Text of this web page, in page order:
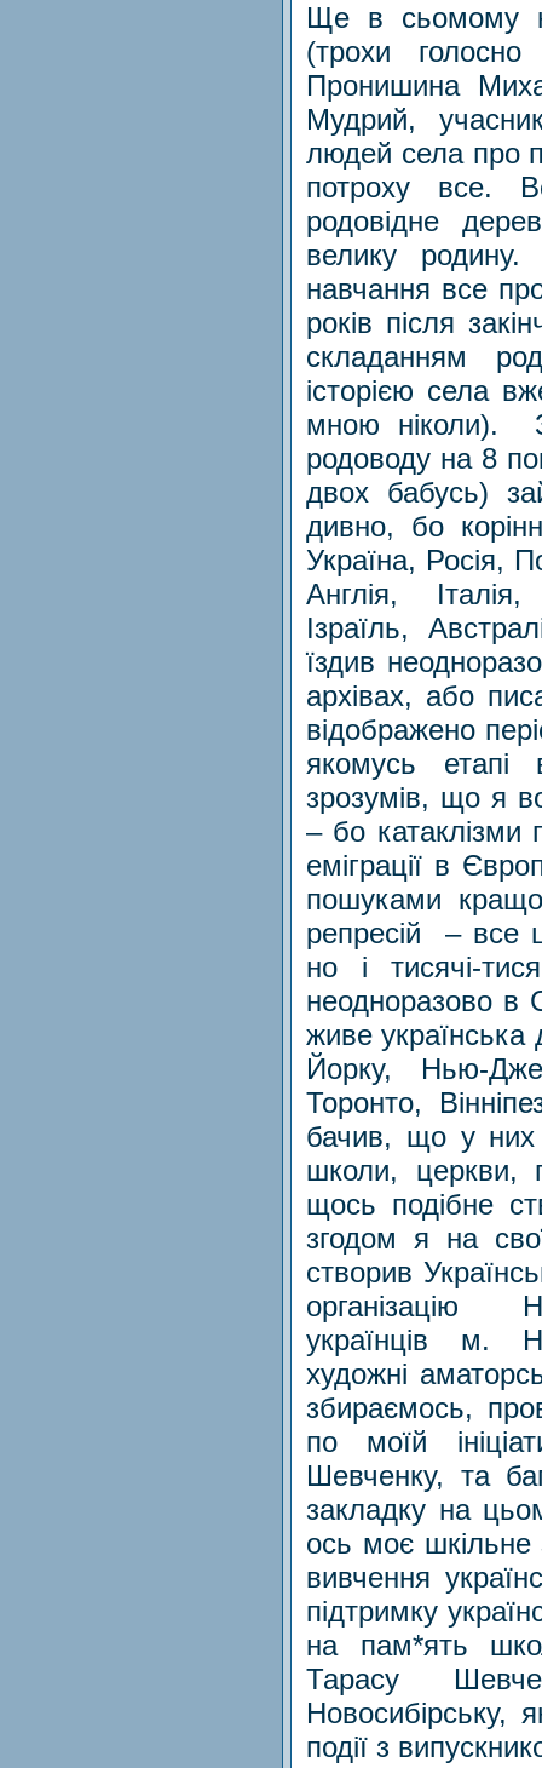
Ще в сьомому
(трохи
Пронишина
Мудрий,
людей села про
потроху все.
родовідне
велику
навчання все
років після
складанням
історією села
мною ніколи).
родоводу на 8
двох бабусь)
дивно, бо
Україна, Росія,
Англія,
Ізраїль,
їздив
архівах, або
відображено
якомусь етапі
зрозумів, що я
– бо катаклізми
еміграції в
пошуками
репресій – все
но і тисячі-
неодноразово в
живе
Йорку, Нью-
Торонто,
бачив, що у них
школи, церкви,
щось подібне
згодом я на
створив
організацію
українців м.
художні
збираємось,
по моїй
Шевченку, та
закладку на
ось моє
вивчення
підтримку
на пам*ять
Тарасу
Новосибірську,
події з